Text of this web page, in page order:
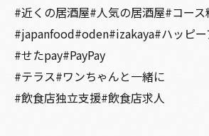
#近くの居酒屋#人気の居酒屋#コース
#japanfood#oden#izakaya#ハッピー
#せたpay#PayPay
#テラス#ワンちゃんと一緒に
#飲食店独立支援#飲食店求人